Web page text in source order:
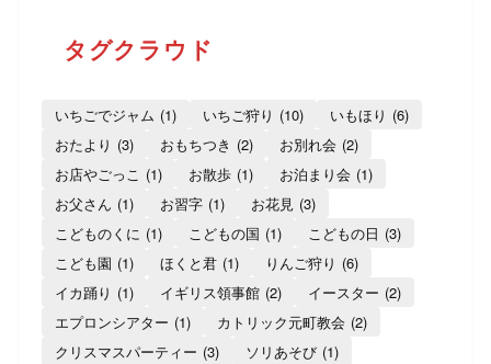
タグクラウド
いちごでジャム (1) いちご狩り (10) いもほり (6)
おたより (3) おもちつき (2) お別れ会 (2)
お店やごっこ (1) お散歩 (1) お泊まり会 (1)
お父さん (1) お習字 (1) お花見 (3)
こどものくに (1) こどもの国 (1) こどもの日 (3)
こども園 (1) ほくと君 (1) りんご狩り (6)
イカ踊り (1) イギリス領事館 (2) イースター (2)
エプロンシアター (1) カトリック元町教会 (2)
クリスマスパーティー (3) ソリあそび (1)